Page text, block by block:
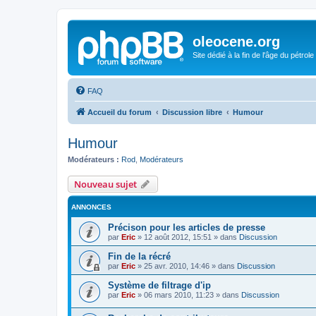
oleocene.org
Site dédié à la fin de l'âge du pétrole
FAQ
Accueil du forum Discussion libre Humour
Humour
Modérateurs : Rod Modérateurs
Nouveau sujet
ANNONCES
Précison pour les articles de presse
par Eric » 12 août 2012, 15:51 » dans Discussion
Fin de la récré
par Eric » 25 avr. 2010, 14:46 » dans Discussion
Système de filtrage d'ip
par Eric » 06 mars 2010, 11:23 » dans Discussion